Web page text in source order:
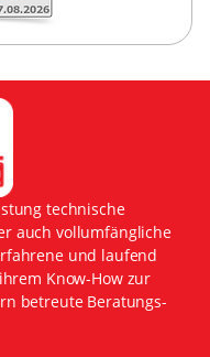
technische
auch vollumfängliche
und laufend
Know-How zur
betreute Beratungs-